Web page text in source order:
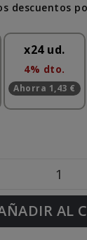
descuentos
x24 ud.
4% dto.
Ahorra 1,43 €
AL